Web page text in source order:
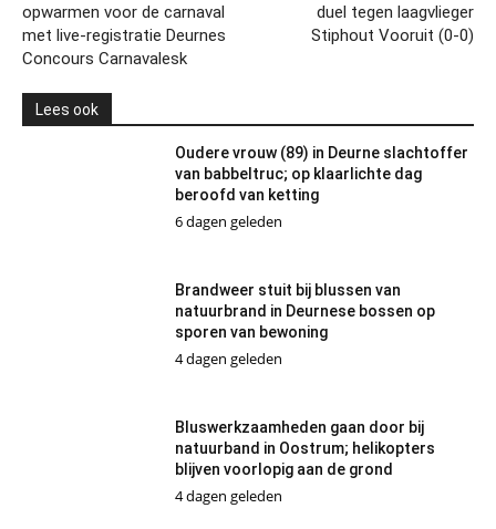
opwarmen voor de carnaval
met live-registratie Deurnes
Concours Carnavalesk
duel tegen laagvlieger
Stiphout Vooruit (0-0)
Lees ook
Oudere vrouw (89) in Deurne slachtoffer
van babbeltruc; op klaarlichte dag
beroofd van ketting
6 dagen geleden
Brandweer stuit bij blussen van
natuurbrand in Deurnese bossen op
sporen van bewoning
4 dagen geleden
Bluswerkzaamheden gaan door bij
natuurband in Oostrum; helikopters
blijven voorlopig aan de grond
4 dagen geleden